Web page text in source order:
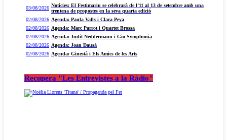
03/08/2026 Notícies: El Festimariu se celebrarà de l’11 al 13 de setembre amb una
trentena de propostes en la seva quarta edició
02/08/2026 Agenda: Paula Valls i Clara Peya
02/08/2026 Agenda: Marc Parrot i Quartet Brossa
02/08/2026 Agenda: Judit Neddermann i Gio Symphonia
02/08/2026 Agenda: Joan Dausà
02/08/2026 Agenda: Ginestà i Els Amics de les Arts
Recupera "Les Entrevistes a la Ràdio"